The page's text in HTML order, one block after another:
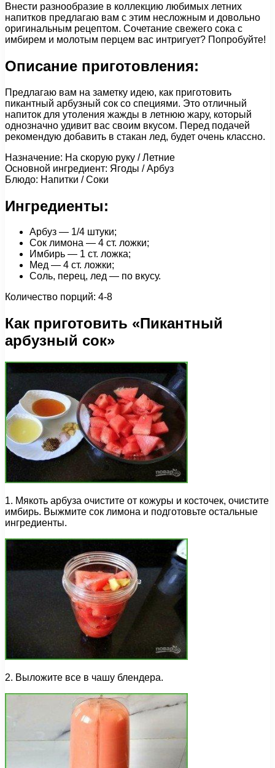
Внести разнообразие в коллекцию любимых летних
напитков предлагаю вам с этим несложным и довольно
оригинальным рецептом. Сочетание свежего сока с
имбирем и молотым перцем вас интригует? Попробуйте!
Описание приготовления:
Предлагаю вам на заметку идею, как приготовить
пикантный арбузный сок со специями. Это отличный
напиток для утоления жажды в летнюю жару, который
однозначно удивит вас своим вкусом. Перед подачей
рекомендую добавить в стакан лед, будет очень классно.
Назначение: На скорую руку / Летние
Основной ингредиент: Ягоды / Арбуз
Блюдо: Напитки / Соки
Ингредиенты:
Арбуз — 1/4 штуки;
Сок лимона — 4 ст. ложки;
Имбирь — 1 ст. ложка;
Мед — 4 ст. ложки;
Соль, перец, лед — по вкусу.
Количество порций: 4-8
Как приготовить «Пикантный
арбузный сок»
1. Мякоть арбуза очистите от кожуры и косточек, очистите
имбирь. Выжмите сок лимона и подготовьте остальные
ингредиенты.
2. Выложите все в чашу блендера.